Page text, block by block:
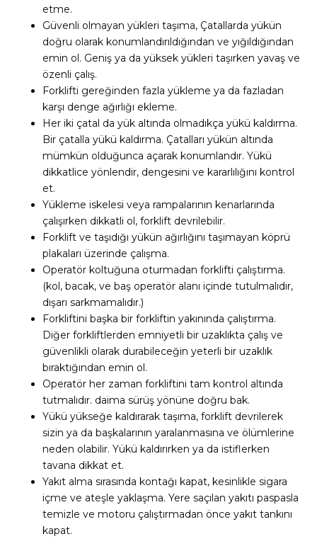
etme.
Güvenli olmayan yükleri taşıma, Çatallarda yükün
doğru olarak konumlandırıldığından ve yığıldığından
emin ol. Geniş ya da yüksek yükleri taşırken yavaş ve
özenli çalış.
Forklifti gereğinden fazla yükleme ya da fazladan
karşı denge ağırlığı ekleme.
Her iki çatal da yük altında olmadıkça yükü kaldırma.
Bir çatalla yükü kaldırma. Çatalları yükün altında
mümkün olduğunca açarak konumlandır. Yükü
dikkatlice yönlendir, dengesini ve kararlılığını kontrol
et.
Yükleme iskelesi veya rampalarının kenarlarında
çalışırken dikkatli ol, forklift devrilebilir.
Forklift ve taşıdığı yükün ağırlığını taşımayan köprü
plakaları üzerinde çalışma.
Operatör koltuğuna oturmadan forklifti çalıştırma.
(kol, bacak, ve baş operatör alanı içinde tutulmalıdır,
dışarı sarkmamalıdır.)
Forkliftini başka bir forkliftin yakınında çalıştırma.
Diğer forkliftlerden emniyetli bir uzaklıkta çalış ve
güvenlikli olarak durabileceğin yeterli bir uzaklık
bıraktığından emin ol.
Operatör her zaman forkliftini tam kontrol altında
tutmalıdır. daima sürüş yönüne doğru bak.
Yükü yükseğe kaldırarak taşıma, forklift devrilerek
sizin ya da başkalarının yaralanmasına ve ölümlerine
neden olabilir. Yükü kaldırırken ya da istiflerken
tavana dikkat et.
Yakıt alma sırasında kontağı kapat, kesinlikle sigara
içme ve ateşle yaklaşma. Yere saçılan yakıtı paspasla
temizle ve motoru çalıştırmadan önce yakıt tankını
kapat.